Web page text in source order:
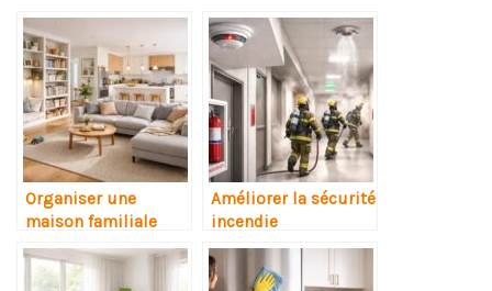
Organiser une
maison familiale
Améliorer la sécurité
incendie